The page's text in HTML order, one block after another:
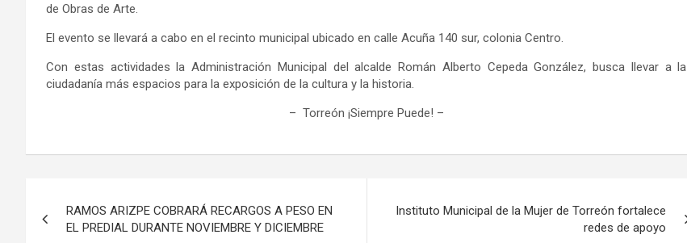
de Obras de Arte.
El evento se llevará a cabo en el recinto municipal ubicado en calle Acuña 140 sur, colonia Centro.
Con estas actividades la Administración Municipal del alcalde Román Alberto Cepeda González, busca llevar a la
ciudadanía más espacios para la exposición de la cultura y la historia.
– Torreón ¡Siempre Puede! –
de
RAMOS ARIZPE COBRARÁ RECARGOS A PESO EN
EL PREDIAL DURANTE NOVIEMBRE Y DICIEMBRE
Instituto Municipal de la Mujer de Torreón fortalece
redes de apoyo